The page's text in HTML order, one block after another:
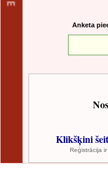
Anketa
Klikšķini šeit
Reģistrācija